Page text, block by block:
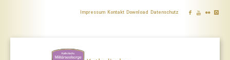
Impressum Kontakt Download Datenschutz